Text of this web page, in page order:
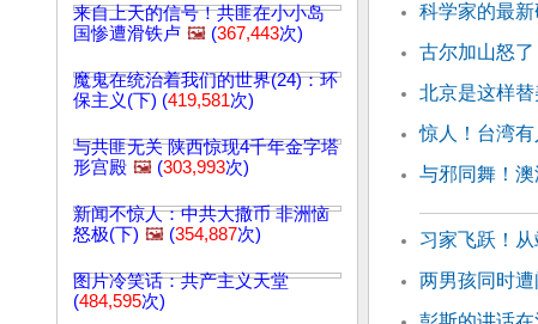
来自上天的信号！共匪在小小岛
国惨遭滑铁卢 🖼️ (367,443次)
魔鬼在统治着我们的世界(24)：环
保主义(下) (419,581次)
与共匪无关 陕西惊现4千年金字塔
形宫殿 🖼️ (303,993次)
新闻不惊人：中共大撒币 非洲恼
怒极(下) 🖼️ (354,887次)
图片冷笑话：共产主义天堂
(484,595次)
科学家的最
古尔加山怒
北京是这样
惊人！台湾
与邪同舞！
习家飞跃！
两男孩同时